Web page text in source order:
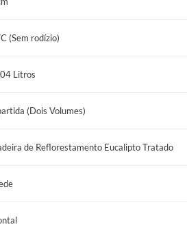
(Sem rodízio)
Litros
(Dois Volumes)
de Reflorestamento Eucalipto Tratado